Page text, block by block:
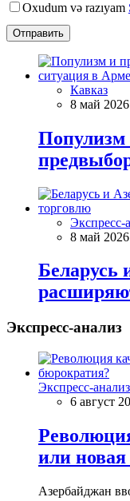
Oxudum və razıyam
Отправить
Кавказ
8 май
Экспресс-
8 май
Беларусь
Экспресс-анализ
Экспресс-анализ
6 август
или
Азербайджан